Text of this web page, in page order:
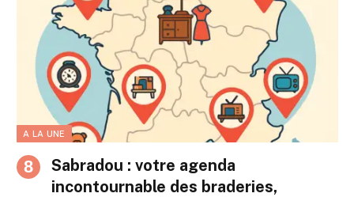
A LA UNE
Sabradou : votre agenda
incontournable des braderies,